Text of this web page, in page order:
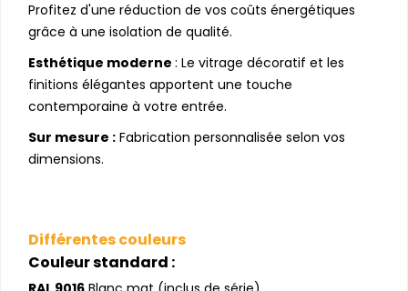
Profitez d'une réduction de vos coûts énergétiques
grâce à une isolation de qualité.
Esthétique moderne : Le vitrage décoratif et les
finitions élégantes apportent une touche
contemporaine à votre entrée.
Sur mesure : Fabrication personnalisée selon vos
dimensions.
Différentes couleurs
Couleur standard :